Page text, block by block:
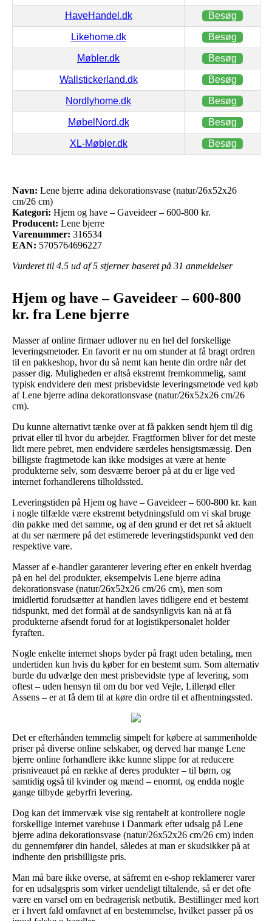
HaveHandel.dk Besøg
Likehome.dk Besøg
Møbler.dk Besøg
Wallstickerland.dk Besøg
Nordlyhome.dk Besøg
MøbelNord.dk Besøg
XL-Møbler.dk Besøg
Navn: Lene bjerre adina dekorationsvase (natur/26x52x26
cm/26 cm)
Kategori: Hjem og have – Gaveideer – 600-800 kr.
Producent: Lene bjerre
Varenummer: 316534
EAN: 5705764696227
Vurderet til 4.5 ud af 5 stjerner baseret på 31 anmeldelser
Hjem og have – Gaveideer – 600-800
kr. fra Lene bjerre
Masser af online firmaer udlover nu en hel del forskellige
leveringsmetoder. En favorit er nu om stunder at få bragt ordren
til en pakkeshop, hvor du så nemt kan hente din ordre når det
passer dig. Muligheden er altså ekstremt fremkommelig, samt
typisk endvidere den mest prisbevidste leveringsmetode ved køb
af Lene bjerre adina dekorationsvase (natur/26x52x26 cm/26
cm).
Du kunne alternativt tænke over at få pakken sendt hjem til dig
privat eller til hvor du arbejder. Fragtformen bliver for det meste
lidt mere pebret, men endvidere særdeles hensigtsmæssig. Den
billigste fragtmetode kan ikke modsiges at være at hente
produkterne selv, som desværre beroer på at du er lige ved
internet forhandlerens tilholdssted.
Leveringstiden på Hjem og have – Gaveideer – 600-800 kr. kan
i nogle tilfælde være ekstremt betydningsfuld om vi skal bruge
din pakke med det samme, og af den grund er det ret så aktuelt
at du ser nærmere på det estimerede leveringstidspunkt ved den
respektive vare.
Masser af e-handler garanterer levering efter en enkelt hverdag
på en hel del produkter, eksempelvis Lene bjerre adina
dekorationsvase (natur/26x52x26 cm/26 cm), men som
imidlertid forudsætter at handlen laves tidligere end et bestemt
tidspunkt, med det formål at de sandsynligvis kan nå at få
produkterne afsendt forud for at logistikpersonalet holder
fyraften.
Nogle enkelte internet shops byder på fragt uden betaling, men
undertiden kun hvis du køber for en bestemt sum. Som alternativ
burde du udvælge den mest prisbevidste type af levering, som
oftest – uden hensyn til om du bor ved Vejle, Lillerød eller
Assens – er at få dem til at køre din ordre til et afhentningssted.
Det er efterhånden temmelig simpelt for købere at sammenholde
priser på diverse online selskaber, og derved har mange Lene
bjerre online forhandlere ikke kunne slippe for at reducere
prisniveauet på en række af deres produkter – til børn, og
samtidig også til kvinder og mænd – enormt, og endda nogle
gange tilbyde gebyrfri levering.
Dog kan det immervæk vise sig rentabelt at kontrollere nogle
forskellige internet varehuse i Danmark efter udsalg på Lene
bjerre adina dekorationsvase (natur/26x52x26 cm/26 cm) inden
du gennemfører din handel, således at man er skudsikker på at
indhente den prisbilligste pris.
Man må bare ikke overse, at såfremt en e-shop reklamerer varer
for en udsalgspris som virker uendeligt tiltalende, så er det ofte
være en varsel om en bedragerisk netbutik. Bestillinger med kort
er i hvert fald omfavnet af en bestemmelse, hvilket passer på os